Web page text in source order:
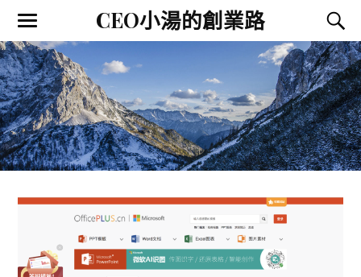
CEO小湯的創業路